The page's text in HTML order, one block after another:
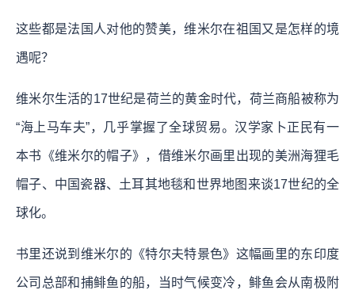
这些都是法国人对他的赞美，维米尔在祖国又是怎样的境
遇呢？
维米尔生活的17世纪是荷兰的黄金时代，荷兰商船被称为
“海上马车夫”，几乎掌握了全球贸易。汉学家卜正民有一
本书《维米尔的帽子》，借维米尔画里出现的美洲海狸毛
帽子、中国瓷器、土耳其地毯和世界地图来谈17世纪的全
球化。
书里还说到维米尔的《特尔夫特景色》这幅画里的东印度
公司总部和捕鲱鱼的船，当时气候变冷，鲱鱼会从南极附